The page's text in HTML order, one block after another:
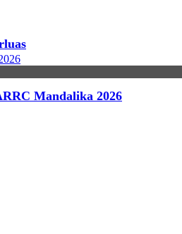
Mandalika 2026